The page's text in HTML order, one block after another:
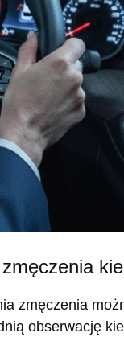
zmęczenia
obserwację